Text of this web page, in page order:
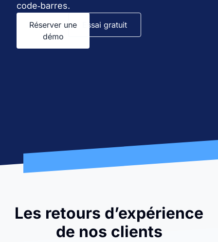
code‑barres.
Réserver une
démo
Essai gratuit
Les retours d’expérience
de nos clients